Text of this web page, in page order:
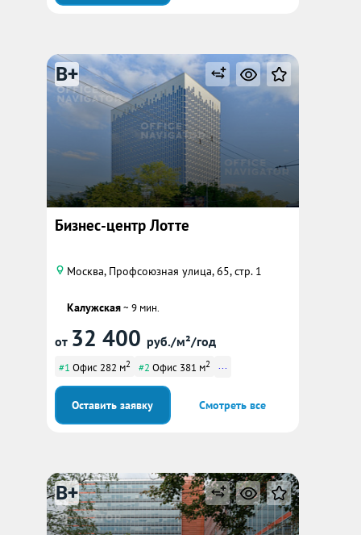
B+
Бизнес-центр Лотте
Москва, Профсоюзная улица, 65, стр. 1
Калужская~ 9 мин.
от 32 400 руб./м²/год
#1 Офис 282 м2 #2 Офис 381 м2 ...
Оставить заявку Смотреть все
B+